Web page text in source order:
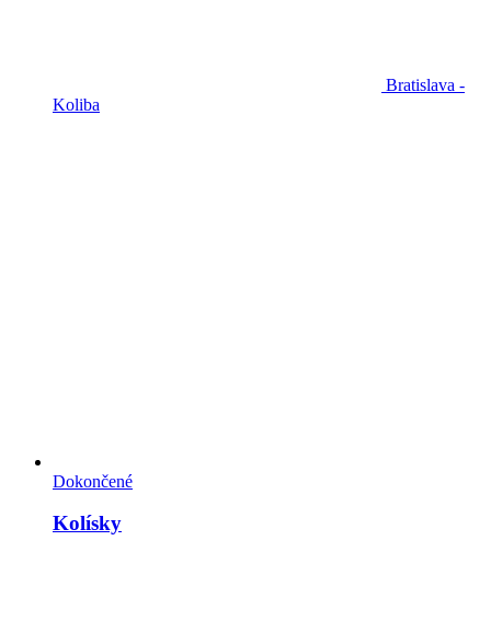
Bratislava -
Koliba
Dokončené
Kolísky